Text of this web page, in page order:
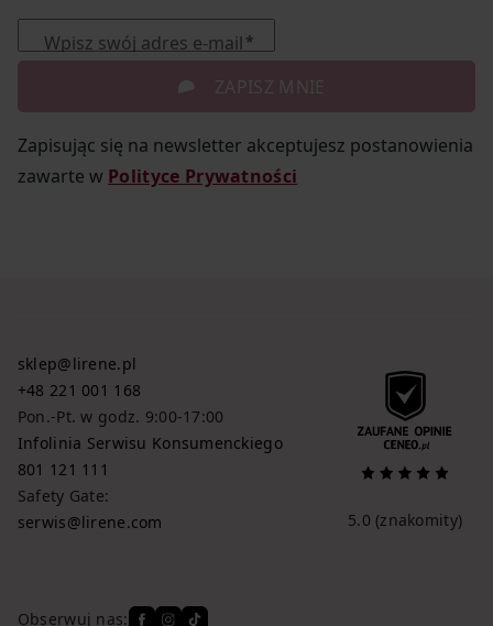
Wpisz swój adres e-mail
ZAPISZ MNIE
Zapisując się na newsletter akceptujesz postanowienia
zawarte w Polityce Prywatności
Obserwuj nas:
sklep@lirene.pl
+48 221 001 168
Pon.-Pt. w godz. 9:00-17:00
Infolinia Serwisu Konsumenckiego
801 121 111
Safety Gate:
serwis@lirene.com
5.0 (znakomity)